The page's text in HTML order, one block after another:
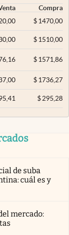
Compra
$1470,00
$1510,00
$1571,86
$1736,27
$295,28
de suba
cuál es y
mercado: